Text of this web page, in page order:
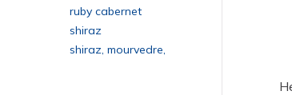
ruby cabernet
shiraz
shiraz, mourvedre,